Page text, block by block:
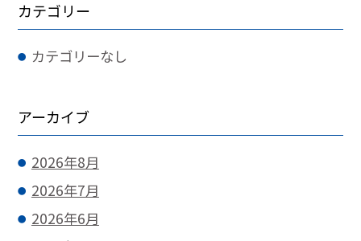
カテゴリー
カテゴリーなし
アーカイブ
2026年8月
2026年7月
2026年6月